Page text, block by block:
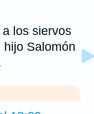
los siervos
Salomón